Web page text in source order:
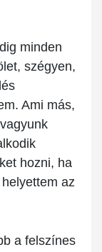
minden
szégyen,
Ami más,
hozni, ha
az
a felszínes